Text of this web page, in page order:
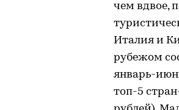
чем вдвое,
Италия и
рубежом
январь-
топ-5